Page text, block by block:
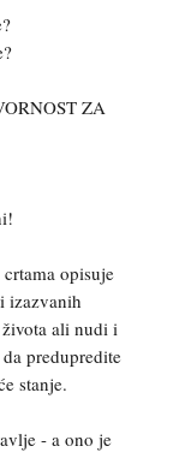
ZA
opisuje
izazvanih
ali nudi i
predupredite
stanje.
- a ono je